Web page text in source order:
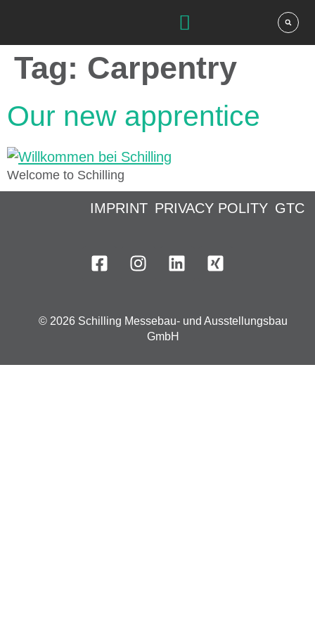
Tag: Carpentry
Our new apprentice
Welcome to Schilling
© 2026 Schilling Messebau- und Ausstellungsbau
GmbH
IMPRINT PRIVACY POLITY GTC